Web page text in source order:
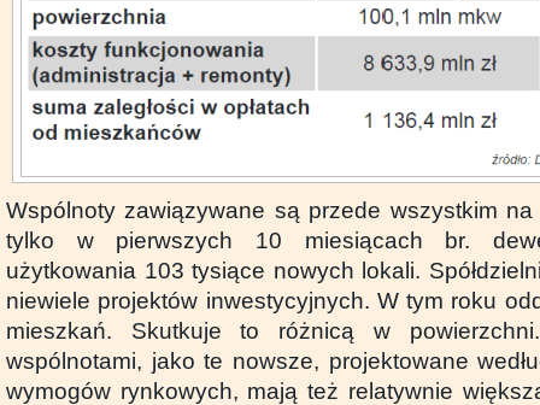
Wspólnoty zawiązywane są przede wszystkim
tylko w pierwszych 10 miesiącach br.
użytkowania 103 tysiące nowych lokali.
niewiele projektów inwestycyjnych. W tym roku
mieszkań. Skutkuje to różnicą w
wspólnotami, jako te nowsze, projektowane
wymogów rynkowych, mają też relatywnie